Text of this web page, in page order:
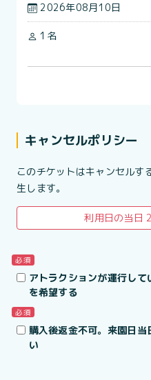
2026年08月10日
1名
キャンセルポリシー
このチケットはキャンセルす
生します。
利用日の当日
必須
アトラクションが運行し
を希望する
必須
購入後返金不可。来園日
い